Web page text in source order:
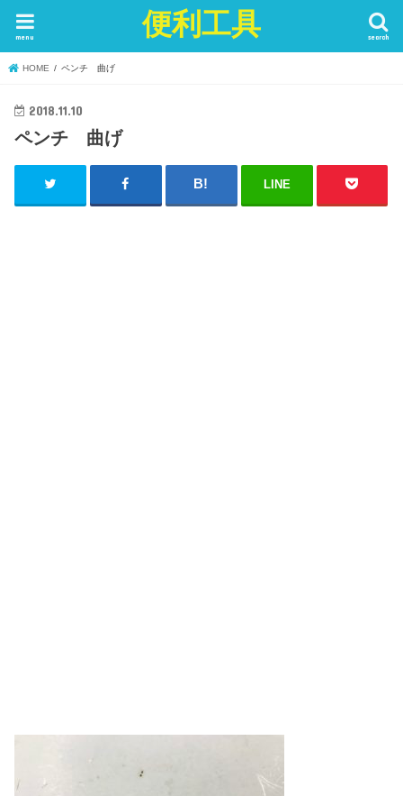
便利工具 search
menu
HOME ペンチ 曲げ
2018.11.10
ペンチ 曲げ
LINE